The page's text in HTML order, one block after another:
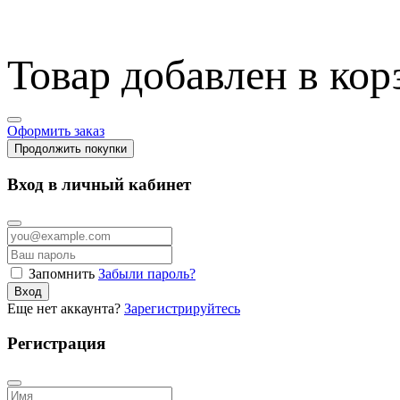
Товар добавлен в
Оформить заказ
Продолжить покупки
Вход в личный кабинет
Запомнить Забыли пароль?
Вход
Еще нет аккаунта? Зарегистрируйтесь
Регистрация